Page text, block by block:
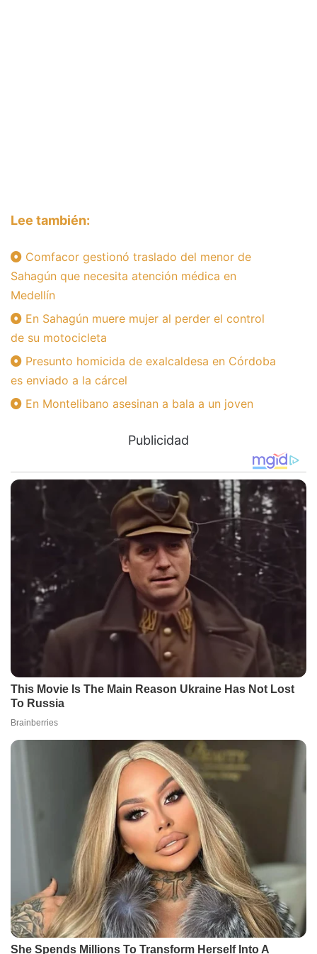
Lee también:
Comfacor gestionó traslado del menor de
Sahagún que necesita atención médica en
Medellín
En Sahagún muere mujer al perder el control
de su motocicleta
Presunto homicida de exalcaldesa en Córdoba
es enviado a la cárcel
En Montelibano asesinan a bala a un joven
Publicidad